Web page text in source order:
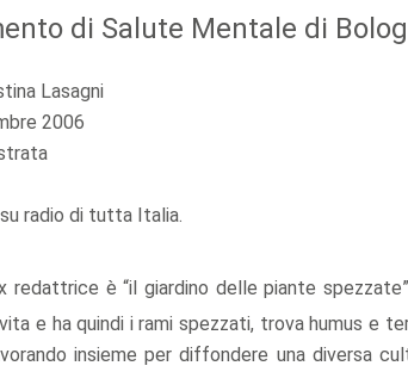
di Salute Mentale di
Lasagni
2006
radio di tutta Italia.
redattrice è “il giardino delle piante
e ha quindi i rami spezzati, trova humus e
insieme per diffondere una diversa